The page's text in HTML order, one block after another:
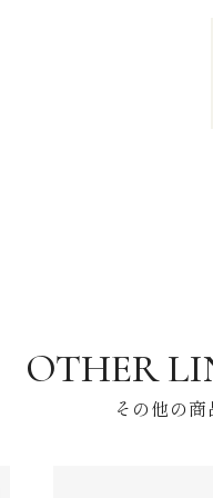
その他の商